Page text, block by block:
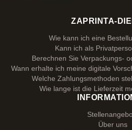
ZAPRINTA-
Wie kann ich eine
Kann ich als
Berechnen Sie Verpackungs-
Wann erhalte ich meine digitale
Welche Zahlungsmethoden
Wie lange ist die Lieferzeit
Über uns